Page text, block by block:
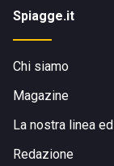
Spiagge.it
Chi siamo
Magazine
La nostra linea
Redazione